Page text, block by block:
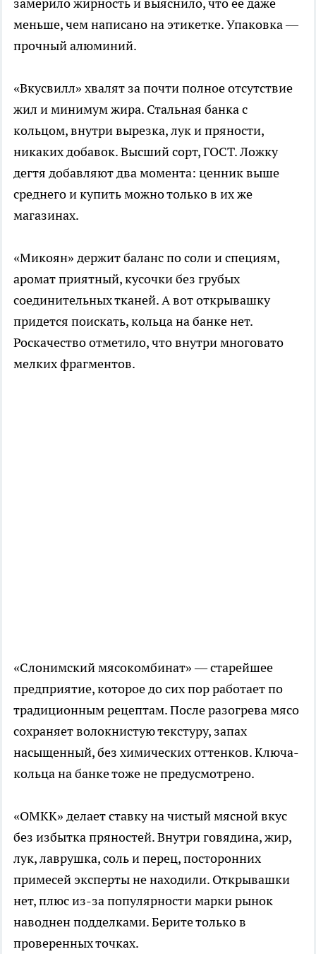
меньше, чем написано на этикетке. Упаковка —
прочный алюминий.
«Вкусвилл» хвалят за почти полное отсутствие
жил и минимум жира. Стальная банка с
кольцом, внутри вырезка, лук и пряности,
никаких добавок. Высший сорт, ГОСТ. Ложку
дегтя добавляют два момента: ценник выше
среднего и купить можно только в их же
магазинах.
«Микоян» держит баланс по соли и специям,
аромат приятный, кусочки без грубых
соединительных тканей. А вот открывашку
придется поискать, кольца на банке нет.
Роскачество отметило, что внутри многовато
мелких фрагментов.
«Слонимский мясокомбинат» — старейшее
предприятие, которое до сих пор работает по
традиционным рецептам. После разогрева мясо
сохраняет волокнистую текстуру, запах
насыщенный, без химических оттенков. Ключа-
кольца на банке тоже не предусмотрено.
«ОМКК» делает ставку на чистый мясной вкус
без избытка пряностей. Внутри говядина, жир,
лук, лаврушка, соль и перец, посторонних
примесей эксперты не находили. Открывашки
нет, плюс из-за популярности марки рынок
наводнен подделками. Берите только в
проверенных точках.